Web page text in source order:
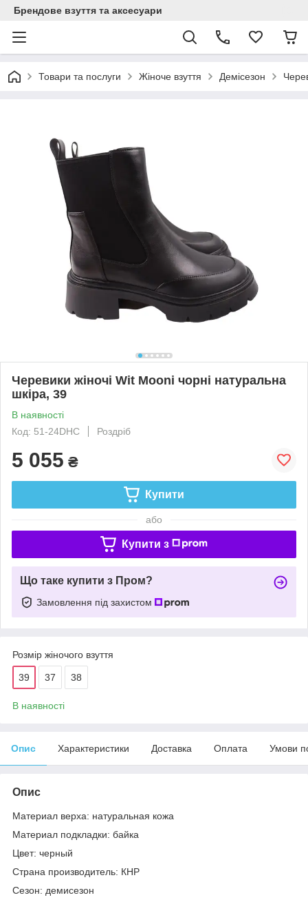
Брендове взуття та аксесуари
Товари та послуги Жіноче взуття Демісезон
Черевики жіночі Wit Mooni чорні натуральна
шкіра, 39
В наявності
Код: 51-24DHC
Роздріб
5 055 ₴
Купити
або
Купити з
Що таке купити з Пром?
Замовлення під захистом
Розмір жіночого взуття
39 37 38
В наявності
Опис Характеристики Доставка Оплата Умови
Опис
Материал верха: натуральная кожа
Материал подкладки: байка
Цвет: черный
Страна производитель: КНР
Сезон: демисезон